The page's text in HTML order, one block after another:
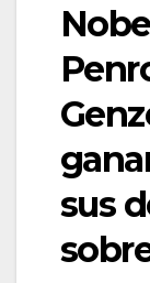
sus